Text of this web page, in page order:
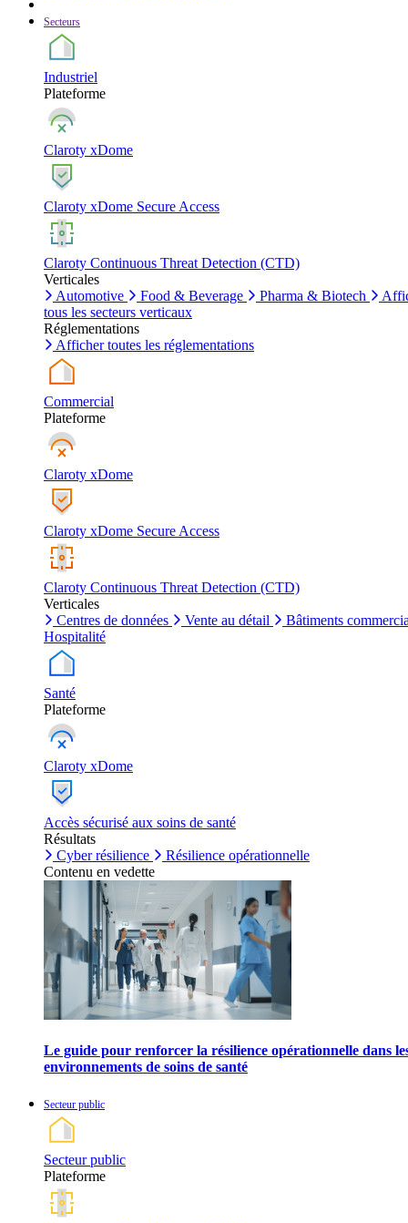
Secteurs
Industriel
Plateforme
Claroty xDome
Claroty xDome Secure Access
Claroty Continuous Threat Detection (CTD)
Verticales
Automotive
Food & Beverage Pharma & Biotech
tous les secteurs verticaux
Réglementations
Afficher toutes les réglementations
Commercial
Plateforme
Claroty xDome
Claroty xDome Secure Access
Claroty Continuous Threat Detection (CTD)
Verticales
Centres de données
Vente au détail
Bâtiments
Hospitalité
Santé
Plateforme
Claroty xDome
Accès sécurisé aux soins de santé
Résultats
Cyber résilience
Résilience opérationnelle
Contenu en vedette
Le guide pour renforcer la résilience opérationnelle dans
environnements de soins de santé
Secteur public
Secteur public
Plateforme